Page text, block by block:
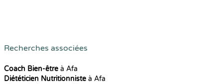
Recherches associées
Coach Bien-être à Afa
Diététicien Nutritionniste à Afa